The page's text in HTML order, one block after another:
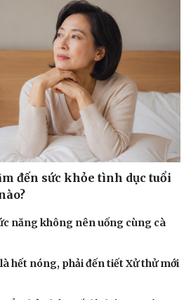
Đọc truyện đêm khuya
Hạt giống tâm hồn
nắm vị trí, quy cách nội dung, cách